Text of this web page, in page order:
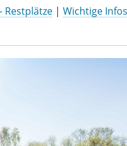
| Wichtige